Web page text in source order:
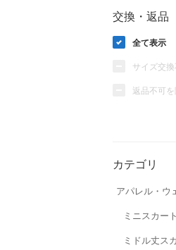
交換・返品
全て表示
サイズ交換
返品不可を
カテゴリ
アパレル・ウ
ミニスカート
ミドル丈ス